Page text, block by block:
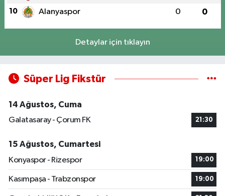
10 Alanyaspor 0 0
Detaylar için tıklayın
Süper Lig Fikstür
14 Ağustos, Cuma
Galatasaray - Çorum FK
21:30
15 Ağustos, Cumartesi
Konyaspor - Rizespor
19:00
Kasımpaşa - Trabzonspor 19:00